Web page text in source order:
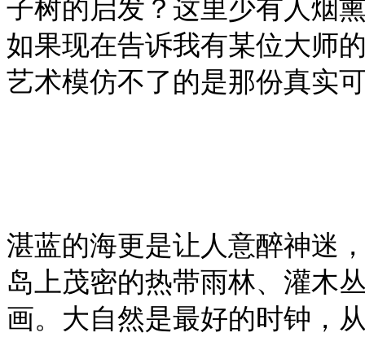
子树的启发？这里少有人烟
如果现在告诉我有某位大师
艺术模仿不了的是那份真实
湛蓝的海更是让人意醉神迷
岛上茂密的热带雨林、灌木
画。大自然是最好的时钟，